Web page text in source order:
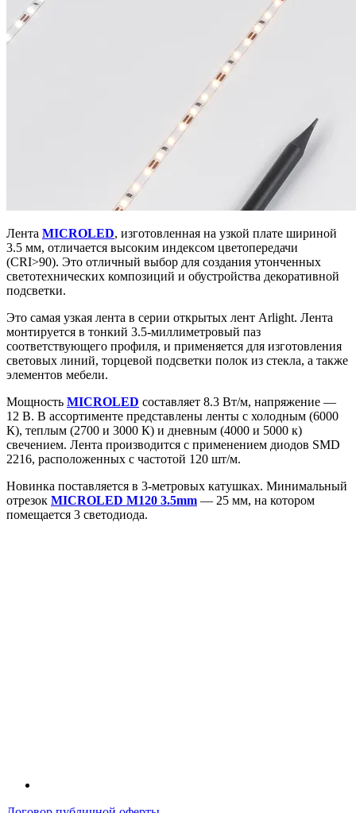
Лента MICROLED, изготовленная на узкой плате шириной
3.5 мм, отличается высоким индексом цветопередачи
(CRI>90). Это отличный выбор для создания утонченных
светотехнических композиций и обустройства декоративной
подсветки.
Это самая узкая лента в серии открытых лент Arlight. Лента
монтируется в тонкий 3.5-миллиметровый паз
соответствующего профиля, и применяется для изготовления
световых линий, торцевой подсветки полок из стекла, а также
элементов мебели.
Мощность MICROLED составляет 8.3 Вт/м, напряжение —
12 В. В ассортименте представлены ленты с холодным (6000
К), теплым (2700 и 3000 К) и дневным (4000 и 5000 к)
свечением. Лента производится с применением диодов SMD
2216, расположенных с частотой 120 шт/м.
Новинка поставляется в 3-метровых катушках. Минимальный
отрезок MICROLED M120 3.5mm — 25 мм, на котором
помещается 3 светодиода.